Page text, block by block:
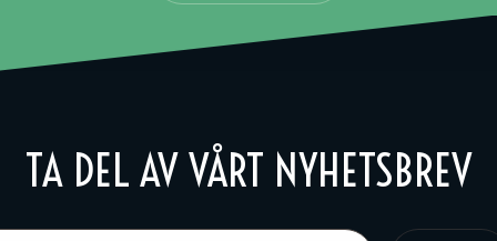
TA DEL AV VÅRT NYHETSBREV